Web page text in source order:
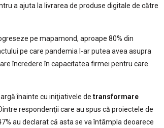
a ajuta la livrarea de produse digitale de către
pe mapamond, aproape 80% din
pe care pandemia l-ar putea avea asupra
încredere în capacitatea firmei pentru care
înainte cu iniţiativele de transformare
respondenţii care au spus că proiectele de
au declarat că asta se va întâmpla deoarece